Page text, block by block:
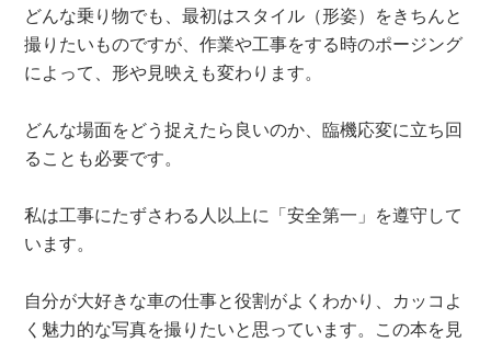
どんな乗り物でも、最初はスタイル（形姿）をきちんと
撮りたいものですが、作業や工事をする時のポージング
によって、形や見映えも変わります。
どんな場面をどう捉えたら良いのか、臨機応変に立ち回
ることも必要です。
私は工事にたずさわる人以上に「安全第一」を遵守して
います。
自分が大好きな車の仕事と役割がよくわかり、カッコよ
く魅力的な写真を撮りたいと思っています。この本を見